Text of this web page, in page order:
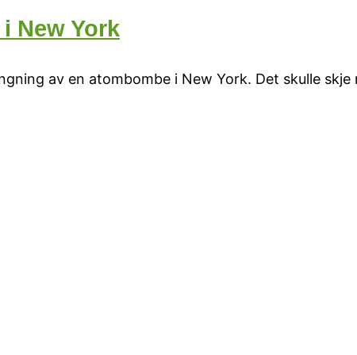
New York
av en atombombe i New York. Det skulle skje